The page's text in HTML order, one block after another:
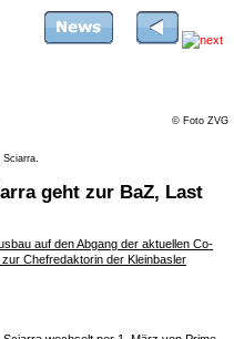
© Foto ZVG
geht zur BaZ, Last
auf den Abgang der aktuellen Co-
Chefredaktorin der Kleinbasler